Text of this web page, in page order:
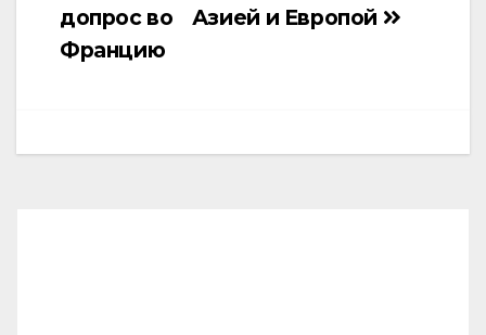
Азией и Европой
допрос во
Францию